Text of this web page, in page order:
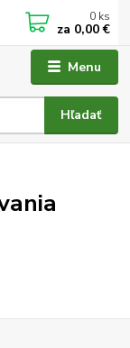
Menu
Hľadať
0 ks
za 0,00 €